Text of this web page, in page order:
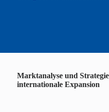
Marktanalyse und
internationale Expansion